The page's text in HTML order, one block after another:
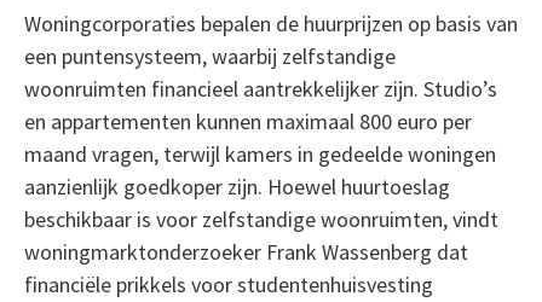
Woningcorporaties bepalen de huurprijzen op basis van
een puntensysteem, waarbij zelfstandige
woonruimten financieel aantrekkelijker zijn. Studio’s
en appartementen kunnen maximaal 800 euro per
maand vragen, terwijl kamers in gedeelde woningen
aanzienlijk goedkoper zijn. Hoewel huurtoeslag
beschikbaar is voor zelfstandige woonruimten, vindt
woningmarktonderzoeker Frank Wassenberg dat
financiële prikkels voor studentenhuisvesting